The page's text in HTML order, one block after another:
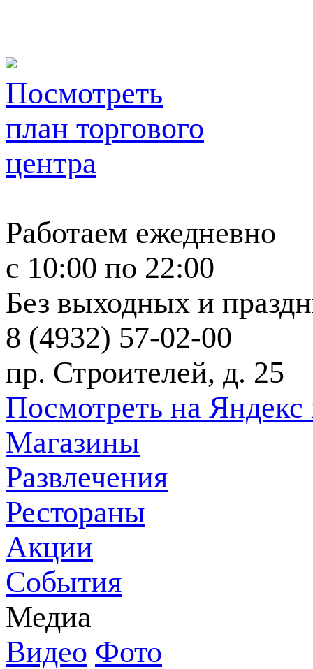
Посмотреть
план торгового
центра
Работаем ежедневно
c 10:00 по 22:00
Без выходных и
8 (4932) 57-02-00
пр. Строителей, д. 25
Посмотреть на Яндекс
Магазины
Развлечения
Рестораны
Акции
События
Медиа
Видео Фото